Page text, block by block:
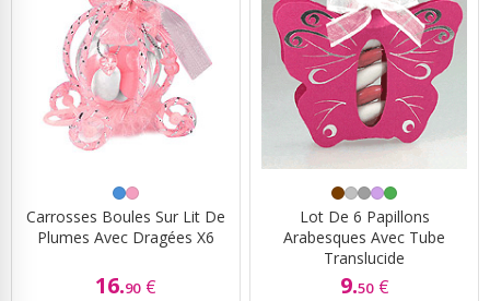
Carrosses Boules Sur Lit De
Plumes Avec Dragées X6
16.90 €
Lot De 6 Papillons
Arabesques Avec Tube
Translucide
9.50 €